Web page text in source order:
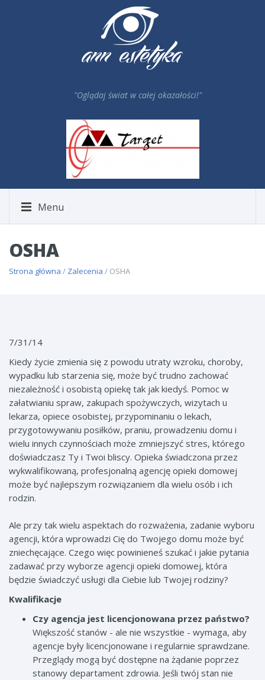
"Oglądaj świat w całej okazałości!"
Menu
OSHA
Strona główna / Zalecenia / OSHA
7/31/14
Kiedy życie zmienia się z powodu utraty wzroku, choroby,
wypadku lub starzenia się, może być trudno zachować
niezależność i osobistą opiekę tak jak kiedyś. Pomoc w
załatwianiu spraw, zakupach spożywczych, wizytach u
lekarza, opiece osobistej, przypominaniu o lekach,
przygotowywaniu posiłków, praniu, prowadzeniu domu i
wielu innych czynnościach może zmniejszyć stres, którego
doświadczasz Ty i Twoi bliscy. Opieka świadczona przez
wykwalifikowaną, profesjonalną agencję opieki domowej
może być najlepszym rozwiązaniem dla wielu osób i ich
rodzin.
Ale przy tak wielu aspektach do rozważenia, zadanie wyboru
agencji, która wprowadzi Cię do Twojego domu może być
zniechęcające. Czego więc powinieneś szukać i jakie pytania
zadawać przy wyborze agencji opieki domowej, która
będzie świadczyć usługi dla Ciebie lub Twojej rodziny?
Kwalifikacje
Czy agencja jest licencjonowana przez państwo?
Większość stanów - ale nie wszystkie - wymaga, aby
agencje były licencjonowane i regularnie sprawdzane.
Przeglądy mogą być dostępne na żądanie poprzez
stanowy departament zdrowia. Jeśli twój stan nie